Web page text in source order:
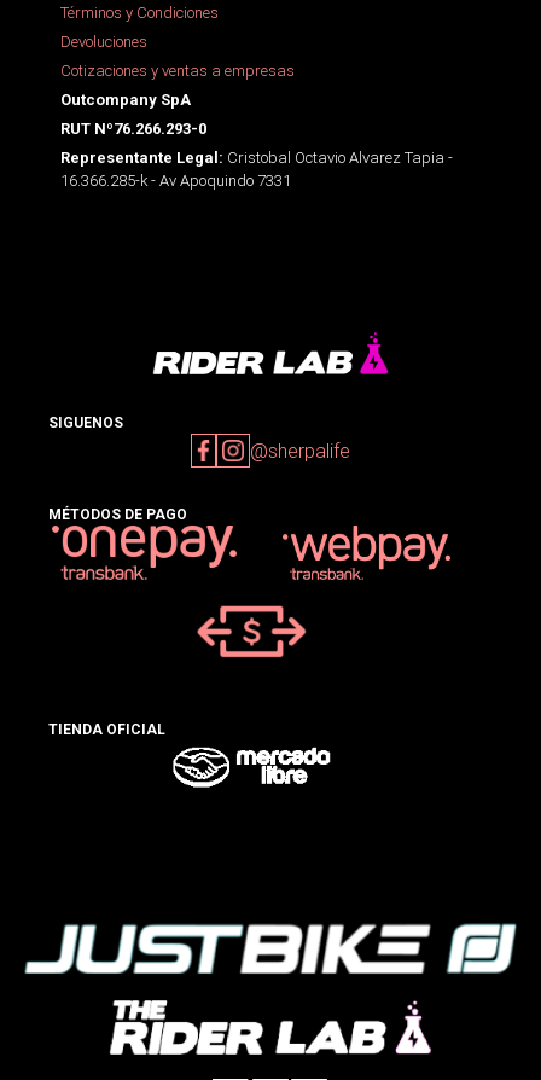
Términos y Condiciones
Devoluciones
Cotizaciones y ventas a empresas
Outcompany SpA
RUT Nº76.266.293-0
Representante Legal: Cristobal Octavio Alvarez Tapia -
16.366.285-k - Av Apoquindo 7331
SIGUENOS
@sherpalife
MÉTODOS DE PAGO
TIENDA OFICIAL